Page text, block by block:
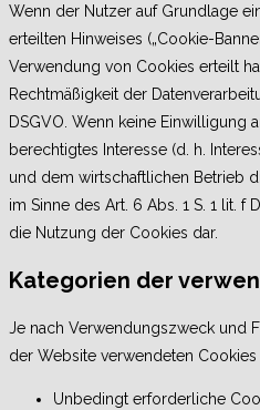
Wenn der Nutzer auf Grundlage
erteilten Hinweises („Cookie-
Verwendung von Cookies erteilt
Rechtmäßigkeit der
DSGVO. Wenn keine Einwilligung
berechtigtes Interesse (d. h.
und dem wirtschaftlichen Betrieb
im Sinne des Art. 6 Abs. 1 S. 1 lit. f
die Nutzung der Cookies dar.
Kategorien der
Je nach Verwendungszweck und
der Website verwendeten
Unbedingt erforderliche